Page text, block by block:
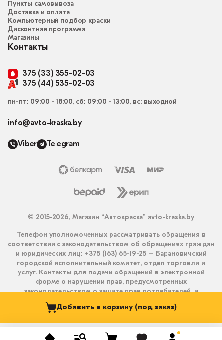
Добавить в корзину (под заказ)
Пункты самовывоза
Доставка и оплата
Компьютерный подбор краски
Дисконтная программа
Магазины
Контакты
+375 (33) 355-02-03
+375 (44) 535-02-03
пн-пт: 09:00 - 18:00, сб: 09:00 - 13:00, вс: выходной
info@avto-kraska.by
Viber Telegram
© 2015-2026, Магазин “Автокраска” avto-kraska.by
Телефон уполномоченных рассматривать обращения в
соответствии с законодательством об обращениях граждан
и юридических лиц: +375 (163) 65-19-25 – Барановичский
городской исполнительный комитет, отдел торговли и
услуг. Контакты для подачи обращений в электронной
форме о нарушении прав, предусмотренных
законодательством о защите прав потребителей, и
получения ответа на них: info@avto-kraska.by и
+375333550203 (Viber, Telegram).